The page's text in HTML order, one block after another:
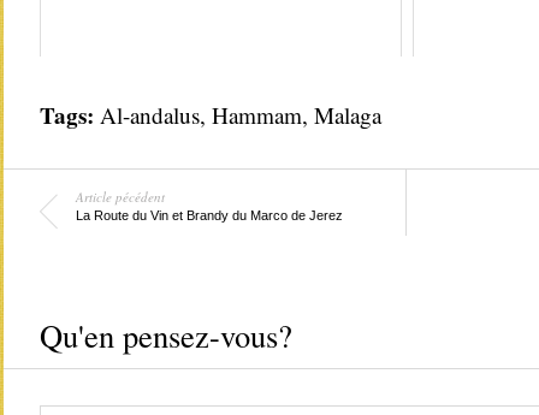
Tags: Al-andalus, Hammam, Malaga
Article pécédent
La Route du Vin et Brandy du Marco de Jerez
Qu'en pensez-vous?